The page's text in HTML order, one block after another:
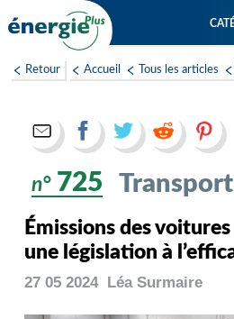
au
Retour Accueil Tous les articles
n° 725 Transport
Émissions des
une législation à
27 05 2024 Léa Surmaire